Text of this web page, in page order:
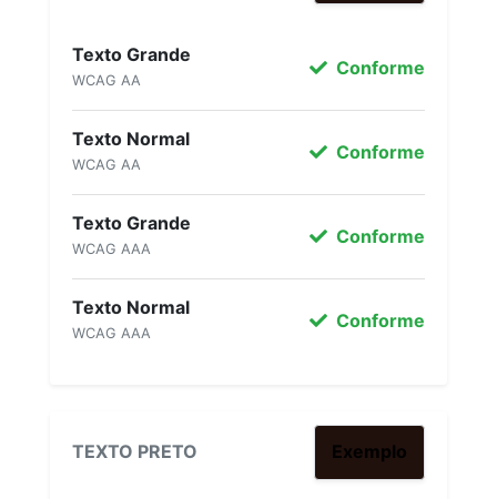
Texto Grande
WCAG AA
Conforme
Texto Normal
WCAG AA
Conforme
Texto Grande
WCAG AAA
Conforme
Texto Normal
WCAG AAA
Conforme
TEXTO PRETO Exemplo